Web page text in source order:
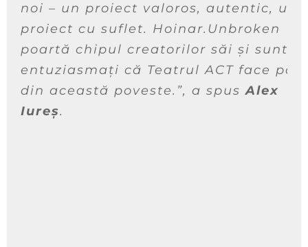
noi – un proiect valoros, autentic, un
proiect cu suflet. Hoinar.Unbroken
poartă chipul creatorilor săi și
entuziasmați că Teatrul ACT face
din această poveste.”, a spusAlex
Iureș.